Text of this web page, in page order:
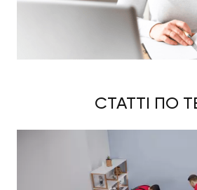
будь-коли.
Демонтаж та монтаж
габаритних вантажів, довіряйте
індивідуальний підхід до кожної
виконуються вантажниками.
СТАТТІ ПО